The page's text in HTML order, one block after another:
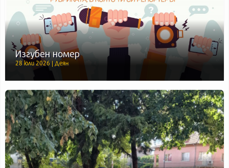
Изгубен номер
28 юли 2026 | Деян